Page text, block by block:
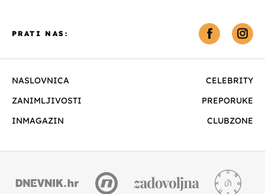
NASLOVNICA
CELEBRITY
ZANIMLJIVOSTI
PREPORUKE
INMAGAZIN
CLUBZONE
PRATI NAS: